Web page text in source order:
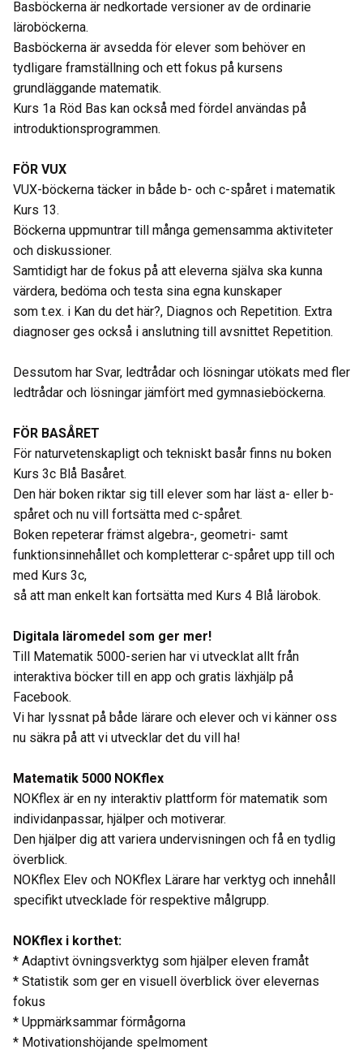
Basböckerna är nedkortade versioner av de ordinarie
läroböckerna.
Basböckerna är avsedda för elever som behöver en
tydligare framställning och ett fokus på kursens
grundläggande matematik.
Kurs 1a Röd Bas kan också med fördel användas på
introduktionsprogrammen.
FÖR VUX
VUX-böckerna täcker in både b- och c-spåret i matematik
Kurs 13.
Böckerna uppmuntrar till många gemensamma aktiviteter
och diskussioner.
Samtidigt har de fokus på att eleverna själva ska kunna
värdera, bedöma och testa sina egna kunskaper
som t.ex. i Kan du det här?, Diagnos och Repetition. Extra
diagnoser ges också i anslutning till avsnittet Repetition.
Dessutom har Svar, ledtrådar och lösningar utökats med fler
ledtrådar och lösningar jämfört med gymnasieböckerna.
FÖR BASÅRET
För naturvetenskapligt och tekniskt basår finns nu boken
Kurs 3c Blå Basåret.
Den här boken riktar sig till elever som har läst a- eller b-
spåret och nu vill fortsätta med c-spåret.
Boken repeterar främst algebra-, geometri- samt
funktionsinnehållet och kompletterar c-spåret upp till och
med Kurs 3c,
så att man enkelt kan fortsätta med Kurs 4 Blå lärobok.
Digitala läromedel som ger mer!
Till Matematik 5000-serien har vi utvecklat allt från
interaktiva böcker till en app och gratis läxhjälp på
Facebook.
Vi har lyssnat på både lärare och elever och vi känner oss
nu säkra på att vi utvecklar det du vill ha!
Matematik 5000 NOKflex
NOKflex är en ny interaktiv plattform för matematik som
individanpassar, hjälper och motiverar.
Den hjälper dig att variera undervisningen och få en tydlig
överblick.
NOKflex Elev och NOKflex Lärare har verktyg och innehåll
specifikt utvecklade för respektive målgrupp.
NOKflex i korthet:
* Adaptivt övningsverktyg som hjälper eleven framåt
* Statistik som ger en visuell överblick över elevernas
fokus
* Uppmärksammar förmågorna
* Motivationshöjande spelmoment